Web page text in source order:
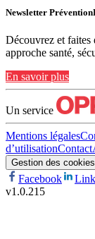
Newsletter
Découvrez et
approche santé,
En savoir plus
Un service
Mentions légales
d’utilisationContact
Gestion des cookies
Facebook
v1.0.215